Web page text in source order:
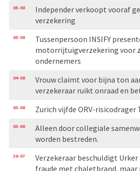
05-08
Independer verkoopt vooraf
verzekering
05-08
Tussenpersoon INSIFY
motorrijtuigverzekering voor
ondernemers
04-08
Vrouw claimt voor bijna ton
verzekeraar ruikt onraad en
03-08 Zurich vijfde ORV-risicodrager
03-08
Alleen door collegiale
worden bestreden.
30-07
Verzekeraar beschuldigt
fraude met chaletbrand, maar